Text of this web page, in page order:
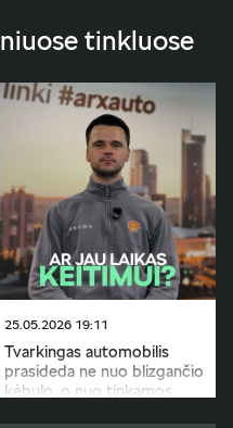
tinkluose
25.05.2026 19:11
Tvarkingas automobilis
prasideda ne nuo blizgančio
kėbulo, o nuo tinkamos